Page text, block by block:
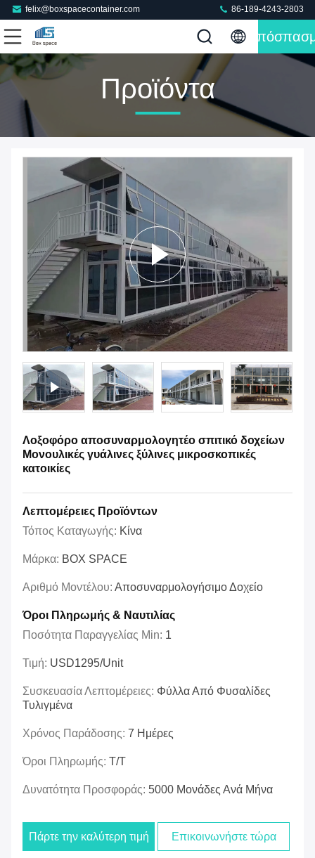
felix@boxspacecontainer.com 86-189-4243-2803
Προϊόντα
Λοξοφόρο αποσυναρμολογητέο σπιτικό δοχείων
Μονουλικές γυάλινες ξύλινες μικροσκοπικές
κατοικίες
Λεπτομέρειες Προϊόντων
Τόπος Καταγωγής: Κίνα
Μάρκα: BOX SPACE
Αριθμό Μοντέλου: Αποσυναρμολογήσιμο Δοχείο
Όροι Πληρωμής & Ναυτιλίας
Ποσότητα Παραγγελίας Min: 1
Τιμή: USD1295/unit
Συσκευασία Λεπτομέρειες: Φύλλα Από Φυσαλίδες
Τυλιγμένα
Χρόνος Παράδοσης: 7 Ημέρες
Όροι Πληρωμής: Τ/Τ
Δυνατότητα Προσφοράς: 5000 Μονάδες Ανά Μήνα
Πάρτε την καλύτερη τιμή Επικοινωνήστε τώρα